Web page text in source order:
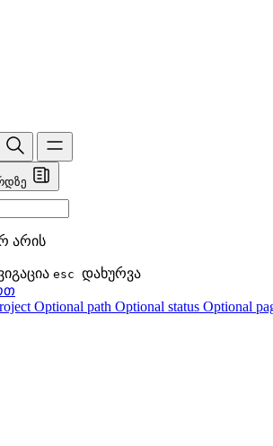
არის
esc დახურვა
Optional path Optional status Optional